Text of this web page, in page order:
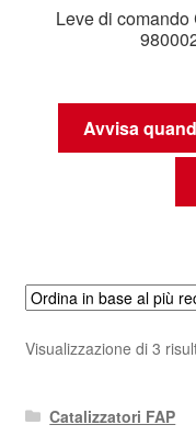
Leve di
Avvisa
Visualizzazione di 3
Catalizzatori FAP